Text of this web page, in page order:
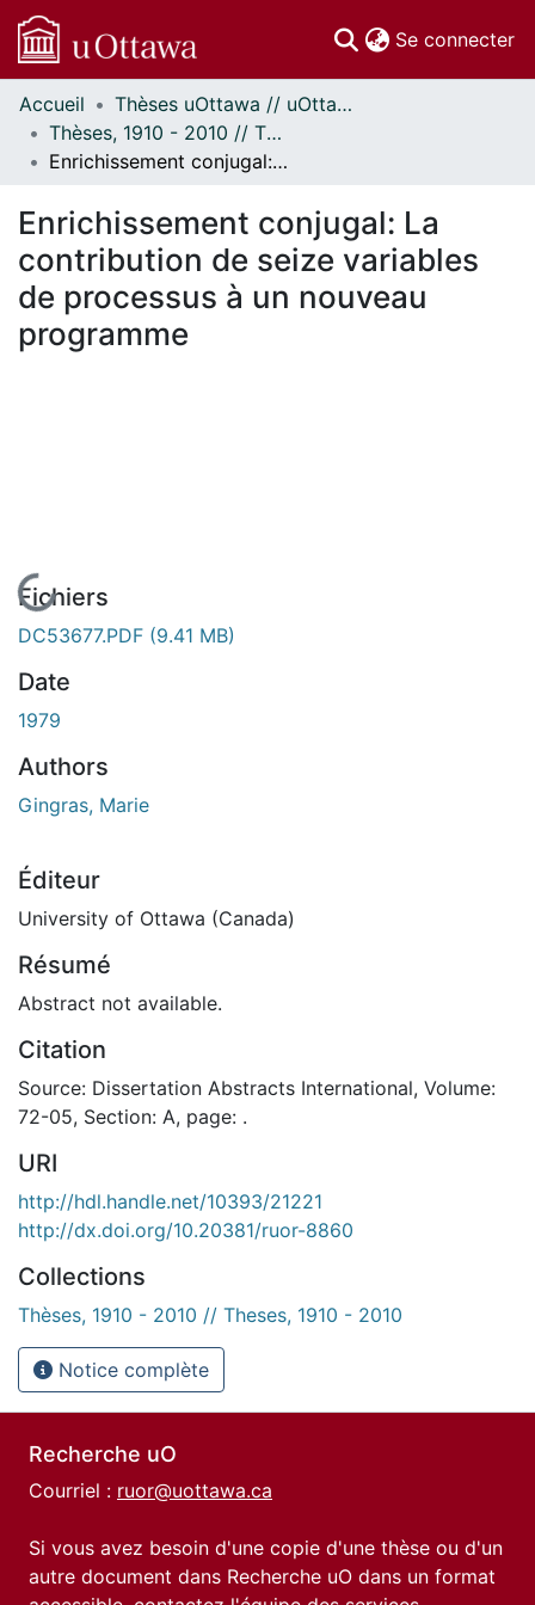
Se connecter
Communautés
et collections
Parcourir
À propos
Accueil
Thèses uOttawa // uOttawa Theses
Thèses, 1910 - 2010 // Theses, 1910 - 2010
Enrichissement conjugal: La contribution de seize variables de processus à un nouveau programme
Enrichissement conjugal: La
contribution de seize variables
de processus à un nouveau
programme
En cours de chargement...
Fichiers
DC53677.PDF (9.41 MB)
Date
1979
Authors
Gingras, Marie
Éditeur
University of Ottawa (Canada)
Résumé
Abstract not available.
Citation
Source: Dissertation Abstracts International, Volume:
72-05, Section: A, page: .
URI
http://hdl.handle.net/10393/21221
http://dx.doi.org/10.20381/ruor-8860
Collections
Thèses, 1910 - 2010 // Theses, 1910 - 2010
Notice complète
Recherche uO
Courriel : ruor@uottawa.ca
Si vous avez besoin d'une copie d'une thèse ou d'un
autre document dans Recherche uO dans un format